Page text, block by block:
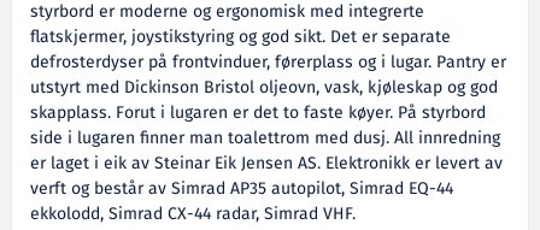
styrbord er moderne og ergonomisk med integrerte
flatskjermer, joystikstyring og god sikt. Det er separate
defrosterdyser på frontvinduer, førerplass og i lugar. Pantry er
utstyrt med Dickinson Bristol oljeovn, vask, kjøleskap og god
skapplass. Forut i lugaren er det to faste køyer. På styrbord
side i lugaren finner man toalettrom med dusj. All innredning
er laget i eik av Steinar Eik Jensen AS. Elektronikk er levert av
verft og består av Simrad AP35 autopilot, Simrad EQ-44
ekkolodd, Simrad CX-44 radar, Simrad VHF.